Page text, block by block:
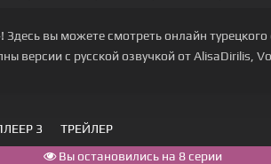
вы можете смотреть онлайн
версии с русской озвучкой от AlisaDirilis,
3
ТРЕЙЛЕР
Вы остановились на 8 серии